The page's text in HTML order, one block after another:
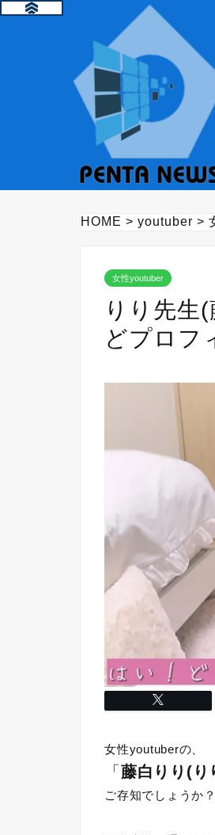
HOME > youtuber >
女性youtuber
りり先生
どプロフ
女性youtuberの、
「 藤白りり(り
ご存知でしょうか？